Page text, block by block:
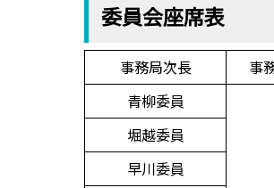
委員会座席表
事務局次長 事
青柳委員
堀越委員
早川委員